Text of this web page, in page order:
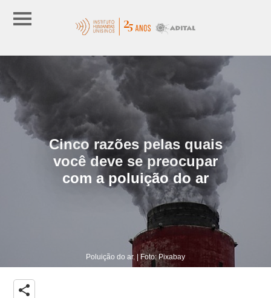
Cinco razões pelas quais
você deve se preocupar
com a poluição do ar
Poluição do ar. | Foto: Pixabay
share